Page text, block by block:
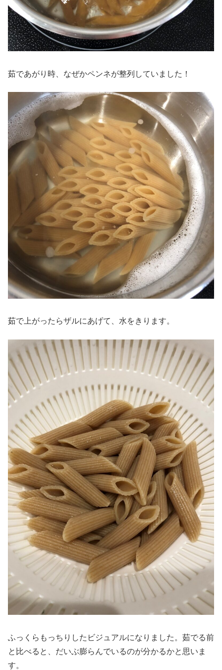
茹であがり時、なぜかペンネが整列していました！
茹で上がったらザルにあげて、水をきります。
ふっくらもっちりしたビジュアルになりました。茹でる前
と比べると、だいぶ膨らんでいるのが分かるかと思いま
す。